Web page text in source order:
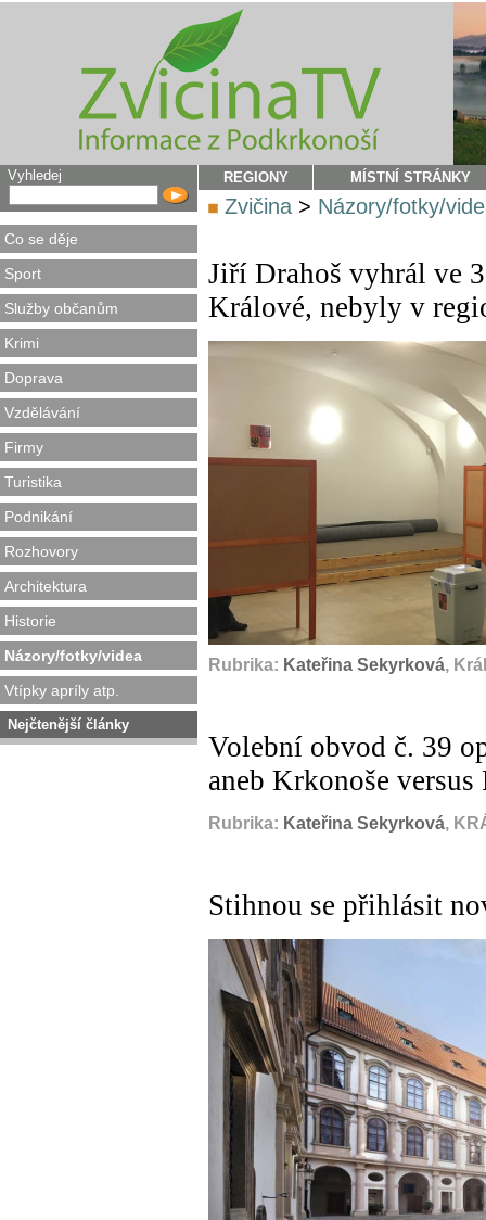
Vyhledej
Co se děje
Sport
Služby občanům
Krimi
Doprava
Vzdělávání
Firmy
Turistika
Podnikání
Rozhovory
Architektura
Historie
Názory/fotky/videa
Vtípky apríly atp.
Nejčtenější články
REGIONY MÍSTNÍ STRÁNKY
Zvičina > Názory/fotky/
Jiří Drahoš vyhrál ve
Králové, nebyly v
Rubrika: Kateřina Sekyrková,
Volební obvod č. 39
aneb Krkonoše
Rubrika: Kateřina Sekyrková,
Stihnou se přihlásit